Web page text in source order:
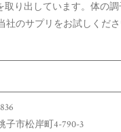
取り出しています。体の
社のサプリをお試しくださ
子市松岸町4-790-3